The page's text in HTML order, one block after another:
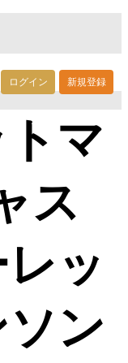
ログイン 新規登録
トマ
ス
ッ
ソン